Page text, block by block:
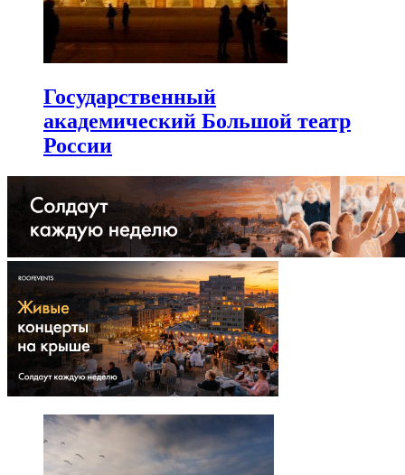
Государственный
академический Большой театр
России